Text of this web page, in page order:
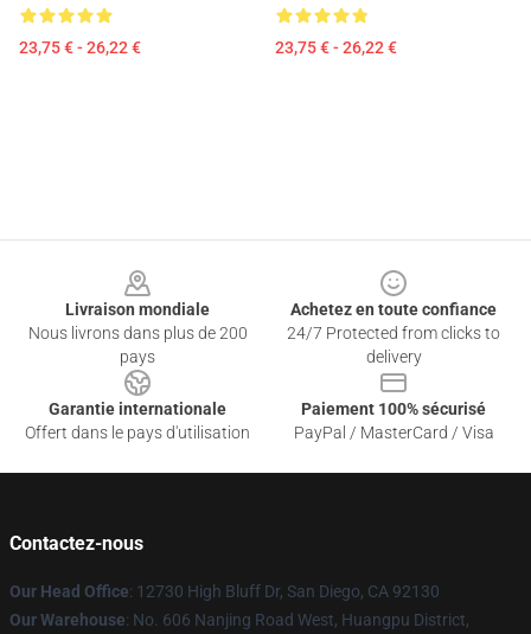
23,75 € - 26,22 € 23,75 € - 26,22 €
Livraison mondiale
Nous livrons dans plus de 200
pays
Achetez en toute confiance
24/7 Protected from clicks to
delivery
Garantie internationale
Offert dans le pays d'utilisation
Paiement 100% sécurisé
PayPal / MasterCard / Visa
Contactez-nous
Our Head Office: 12730 High Bluff Dr, San Diego, CA 92130
Our Warehouse: No. 606 Nanjing Road West, Huangpu District,